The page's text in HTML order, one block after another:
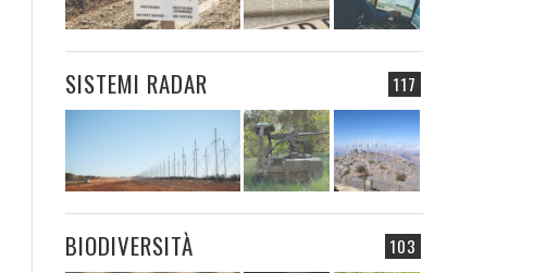
117
SISTEMI RADAR
103
BIODIVERSITÀ